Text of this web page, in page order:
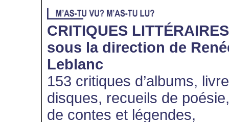
CRITIQUES LITTÉRAIRES
sous la direction de
Leblanc
153 critiques d’albums,
disques, recueils de poésie,
de contes et légendes,